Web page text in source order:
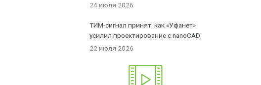
24 июля 2026
ТИМ-сигнал принят: как «Уфанет»
усилил проектирование с nanoCAD
22 июля 2026